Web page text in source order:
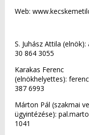
Web:
S. Juhász Attila
30 864 3055
Karakas Ferenc
(elnökhelyettes):
387 6993
Márton Pál (szakmai
ügyintézése):
1041